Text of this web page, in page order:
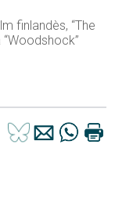
finlandès, “The